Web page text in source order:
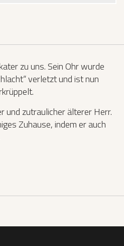
zu uns. Sein Ohr wurde
verletzt und ist nun
und zutraulicher älterer Herr.
Zuhause, indem er auch